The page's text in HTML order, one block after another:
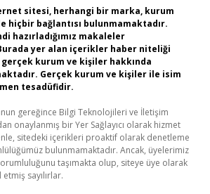
sitesi, herhangi bir marka, kurum
hiçbir bağlantısı bulunmamaktadır.
hazırladığımız makaleler
yer alan içerikler haber niteliği
kurum ve kişiler hakkında
Gerçek kurum ve kişiler ile isim
tesadüfidir.
gereğince Bilgi Teknolojileri ve İletişim
onaylanmış bir Yer Sağlayıcı olarak hizmet
sitedeki içerikleri proaktif olarak denetleme
bulunmamaktadır. Ancak, üyelerimiz
taşımakta olup, siteye üye olarak
sayılırlar.